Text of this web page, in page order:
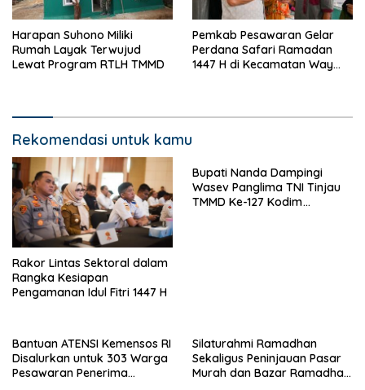
Harapan Suhono Miliki
Rumah Layak Terwujud
Lewat Program RTLH TMMD
Pemkab Pesawaran Gelar
Perdana Safari Ramadan
1447 H di Kecamatan Way
Rekomendasi untuk kamu
Rakor Lintas Sektoral dalam
Rangka Kesiapan
Pengamanan Idul Fitri 1447 H
Bupati Nanda Dampingi
Wasev Panglima TNI Tinjau
TMMD Ke-127 Kodim
Bantuan ATENSI Kemensos RI
Disalurkan untuk 303 Warga
Pesawaran Penerima
Silaturahmi Ramadhan
Sekaligus Peninjauan Pasar
Murah dan Bazar Ramadhan